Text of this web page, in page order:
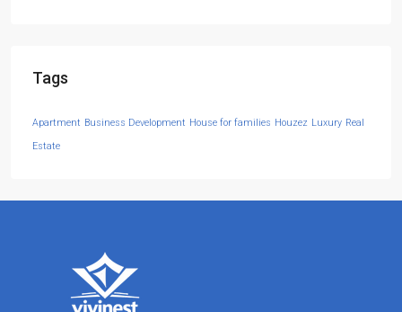
Tags
Apartment Business Development House for families Houzez Luxury Real
Estate